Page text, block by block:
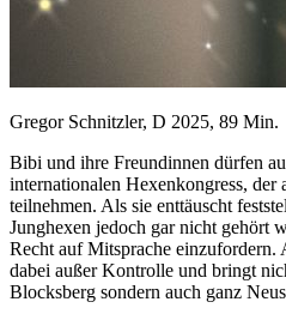
Gregor Schnitzler, D 2025, 89 Min.
Bibi und ihre Freundinnen dürfen
internationalen Hexenkongress, der
teilnehmen. Als sie enttäuscht
Junghexen jedoch gar nicht gehört
Recht auf Mitsprache
dabei außer Kontrolle und bringt
Blocksberg sondern auch ganz